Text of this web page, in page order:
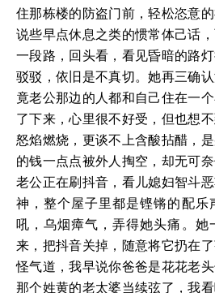
住那栋楼的防盗门前，轻松恣意
说些早点休息之类的惯常体己话
一段路，回头看，看见昏暗的路
驳驳，依旧是不真切。她再三确
竟老公那边的人都和自己住在一
了下来，心里很不好受，但也想
怒焰燃烧，更谈不上含酸拈醋，
的钱一点点被外人掏空，却无可
老公正在刷抖音，看儿媳妇智斗
神，整个屋子里都是铿锵的配乐
吼，乌烟瘴气，弄得她头痛。她
来，把抖音关掉，随意将它扔在
怪气道，我早说你爸爸是花花老
那个姓黄的老太婆当续弦了，我